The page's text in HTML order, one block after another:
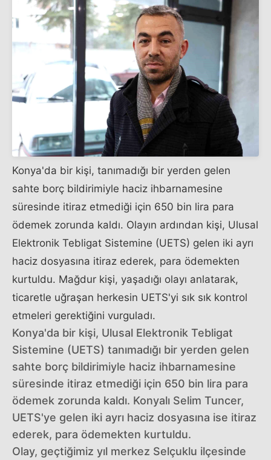
Konya'da bir kişi, tanımadığı bir yerden gelen
sahte borç bildirimiyle haciz ihbarnamesine
süresinde itiraz etmediği için 650 bin lira para
ödemek zorunda kaldı. Olayın ardından kişi, Ulusal
Elektronik Tebligat Sistemine (UETS) gelen iki ayrı
haciz dosyasına itiraz ederek, para ödemekten
kurtuldu. Mağdur kişi, yaşadığı olayı anlatarak,
ticaretle uğraşan herkesin UETS'yi sık sık kontrol
etmeleri gerektiğini vurguladı.
Konya'da bir kişi, Ulusal Elektronik Tebligat
Sistemine (UETS) tanımadığı bir yerden gelen
sahte borç bildirimiyle haciz ihbarnamesine
süresinde itiraz etmediği için 650 bin lira para
ödemek zorunda kaldı. Konyalı Selim Tuncer,
UETS'ye gelen iki ayrı haciz dosyasına ise itiraz
ederek, para ödemekten kurtuldu.
Olay, geçtiğimiz yıl merkez Selçuklu ilçesinde